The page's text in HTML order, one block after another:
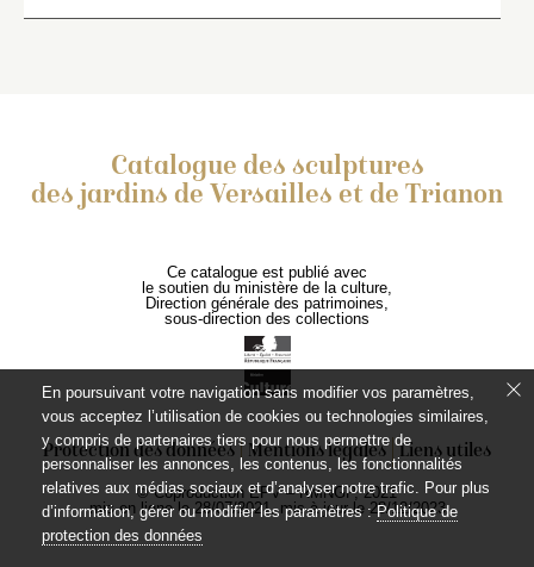
Catalogue des sculptures
des jardins de Versailles et de Trianon
Ce catalogue est publié avec
le soutien du ministère de la culture,
Direction générale des patrimoines,
sous-direction des collections
Protection des données Mentions légales Liens utiles
© Coproduction EPV – RMNGP, 2021
mis en ligne le 28/07/2021, mis à jour le 28/12/2023
En poursuivant votre navigation sans modifier vos paramètres,
vous acceptez l’utilisation de cookies ou technologies similaires,
y compris de partenaires tiers pour nous permettre de
personnaliser les annonces, les contenus, les fonctionnalités
relatives aux médias sociaux et d’analyser notre trafic. Pour plus
d’information, gérer ou modifier les paramètres :Politique de
protection des données